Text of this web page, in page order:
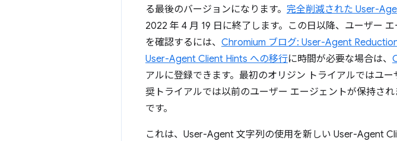
る最後のバージョンになります。 完全削減された User-
2022 年 4 月 19 日に終了します。この日以降、ユーザー
を確認するには、 Chromium ブログ: User-Agent
User-Agent Client Hints への移行に時間が必要な場合は、
アルに登録できます。最初のオリジン トライアルではユ
奨トライアルでは以前のユーザー エージェントが保持さ
です。
これは、User-Agent 文字列の使用を新しい User-Agent